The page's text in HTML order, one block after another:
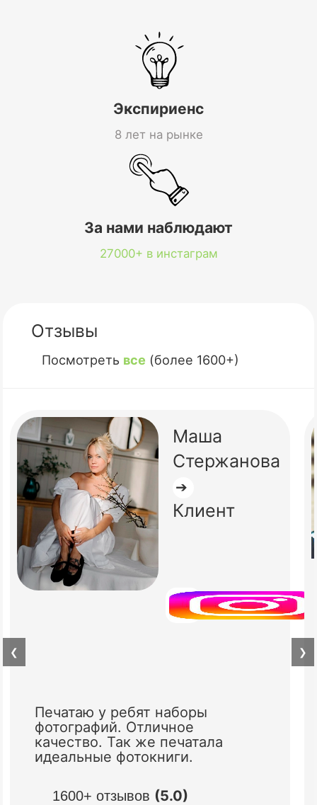
Экспириенс
8 лет на рынке
За нами наблюдают
27000+ в инстаграм
Отзывы
Посмотреть все (более 1600+)
Маша
Стержанова
➔
Клиент
1600+ отзывов (5.0)
Печатаю у ребят наборы
фотографий. Отличное
качество. Так же печатала
идеальные фотокниги.
❮ ❯